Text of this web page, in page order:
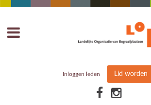
Inloggen leden Lid worden